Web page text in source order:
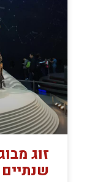
זוג
שנתיים